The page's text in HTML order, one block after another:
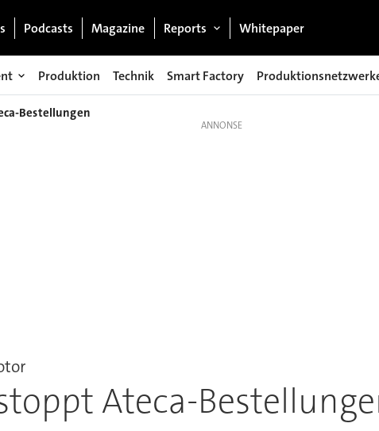
Podcasts Magazine Reports Whitepaper
Produktion Technik Smart Factory
Bestellungen
Ateca-